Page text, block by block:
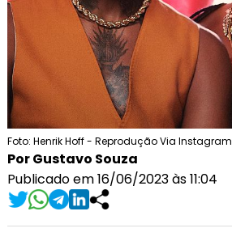
Foto: Henrik Hoff - Reprodução Via Instagram
Por Gustavo Souza
Publicado em 16/06/2023 às 11:04